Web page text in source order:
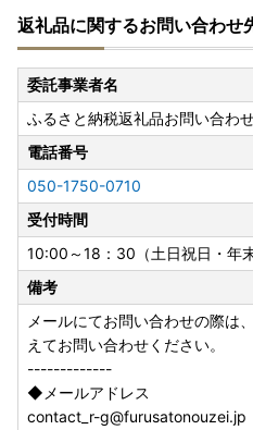
例申請書の送付を希望した場合
申請書が必要な方は、大木町
及び印刷の上、記入してご送
必要な添付書類、送付先につ
案内しております。
■返礼品について
入金確認後の寄附者様都合の申
変更・返品はお受けできかねま
また、寄附者様都合でお受け
は致しかねますので、予めご
返礼品に関するお問い合わせ
委託事業者名
ふるさと納税返礼品お問い合わ
電話番号
050-1750-0710
受付時間
10:00～18：30（土日祝日・年
備考
メールにてお問い合わせの際は
えてお問い合わせください。
-------------
◆メールアドレス
contact_r-g@furusatonouzei.jp